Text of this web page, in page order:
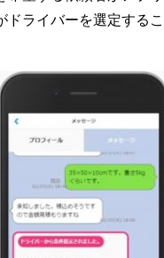
ライバーを選定する